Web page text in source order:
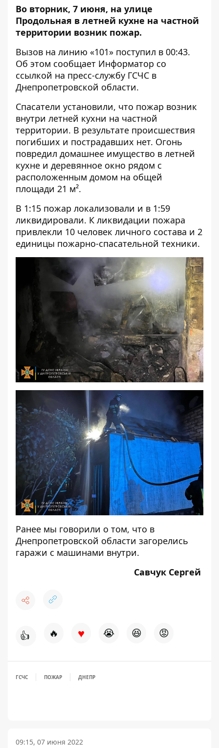
Во вторник, 7 июня, на улице
Продольная в летней кухне на частной
территории возник пожар.
Вызов на линию «101» поступил в 00:43.
Об этом сообщает Информатор со
ссылкой на пресс-службу ГСЧС в
Днепропетровской области.
Спасатели установили, что пожар возник
внутри летней кухни на частной
территории. В результате происшествия
погибших и пострадавших нет. Огонь
повредил домашнее имущество в летней
кухне и деревянное окно рядом с
расположенным домом на общей
площади 21 м².
В 1:15 пожар локализовали и в 1:59
ликвидировали. К ликвидации пожара
привлекли 10 человек личного состава и 2
единицы пожарно-спасательной техники.
Ранее мы говорили о том, что в
Днепропетровской области загорелись
гаражи с машинами внутри.
Савчук Сергей
👍 🔥 ♥ 😭 😆 😡
ГСЧС ПОЖАР ДНЕПР
09:15, 07 июня 2022